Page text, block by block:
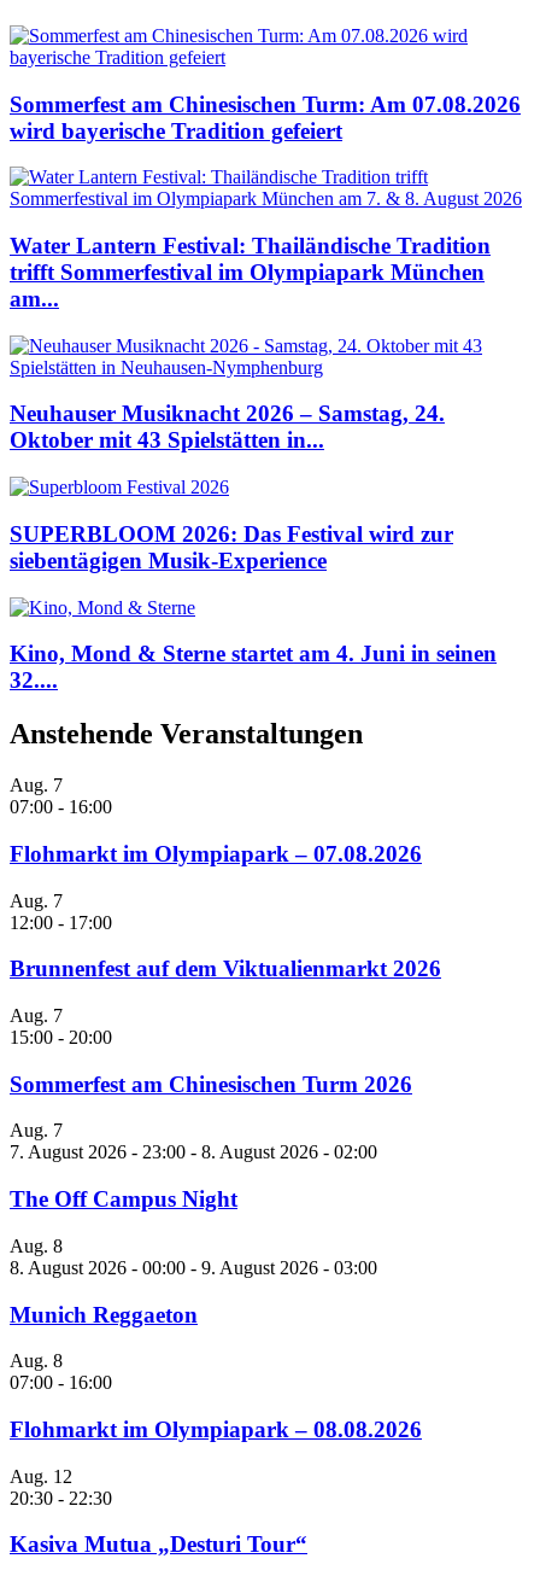
Sommerfest am Chinesischen Turm: Am 07.08.2026
wird bayerische Tradition gefeiert
Water Lantern Festival: Thailändische Tradition
trifft Sommerfestival im Olympiapark München
am...
Neuhauser Musiknacht 2026 – Samstag, 24.
Oktober mit 43 Spielstätten in...
SUPERBLOOM 2026: Das Festival wird zur
siebentägigen Musik-Experience
Kino, Mond & Sterne startet am 4. Juni in seinen
32....
Anstehende Veranstaltungen
Aug. 7
07:00 - 16:00
Flohmarkt im Olympiapark – 07.08.2026
Aug. 7
12:00 - 17:00
Brunnenfest auf dem Viktualienmarkt 2026
Aug. 7
15:00 - 20:00
Sommerfest am Chinesischen Turm 2026
Aug. 7
7. August 2026 - 23:00 - 8. August 2026 - 02:00
The Off Campus Night
Aug. 8
8. August 2026 - 00:00 - 9. August 2026 - 03:00
Munich Reggaeton
Aug. 8
07:00 - 16:00
Flohmarkt im Olympiapark – 08.08.2026
Aug. 12
20:30 - 22:30
Kasiva Mutua „Desturi Tour“